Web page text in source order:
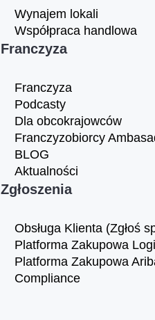
Wynajem lokali
Współpraca handlowa
Franczyza
Franczyza
Podcasty
Dla obcokrajowców
Franczyzobiorcy
BLOG
Aktualności
Zgłoszenia
Obsługa Klienta (Zgłoś
Platforma Zakupowa
Platforma Zakupowa
Compliance